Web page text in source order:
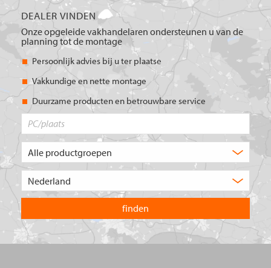
DEALER VINDEN
Onze opgeleide vakhandelaren ondersteunen u van de
planning tot de montage
Persoonlijk advies bij u ter plaatse
Vakkundige en nette montage
Duurzame producten en betrouwbare service
product
u?
land
waarin
u
wilt
zoeken.